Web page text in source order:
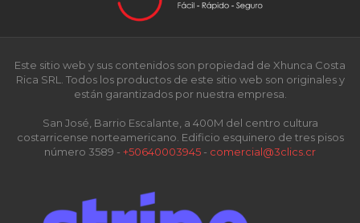
Este sitio web y sus contenidos son propiedad de Xhunca Costa
Rica SRL. Todos los productos de este sitio web son originales y
están garantizados por nuestra empresa.
San José, Barrio Escalante, a 400M del centro cultura
costarricense norteamericano. Edificio esquinero de tres pisos
número 3589 - +50640003945 - comercial@3clics.cr